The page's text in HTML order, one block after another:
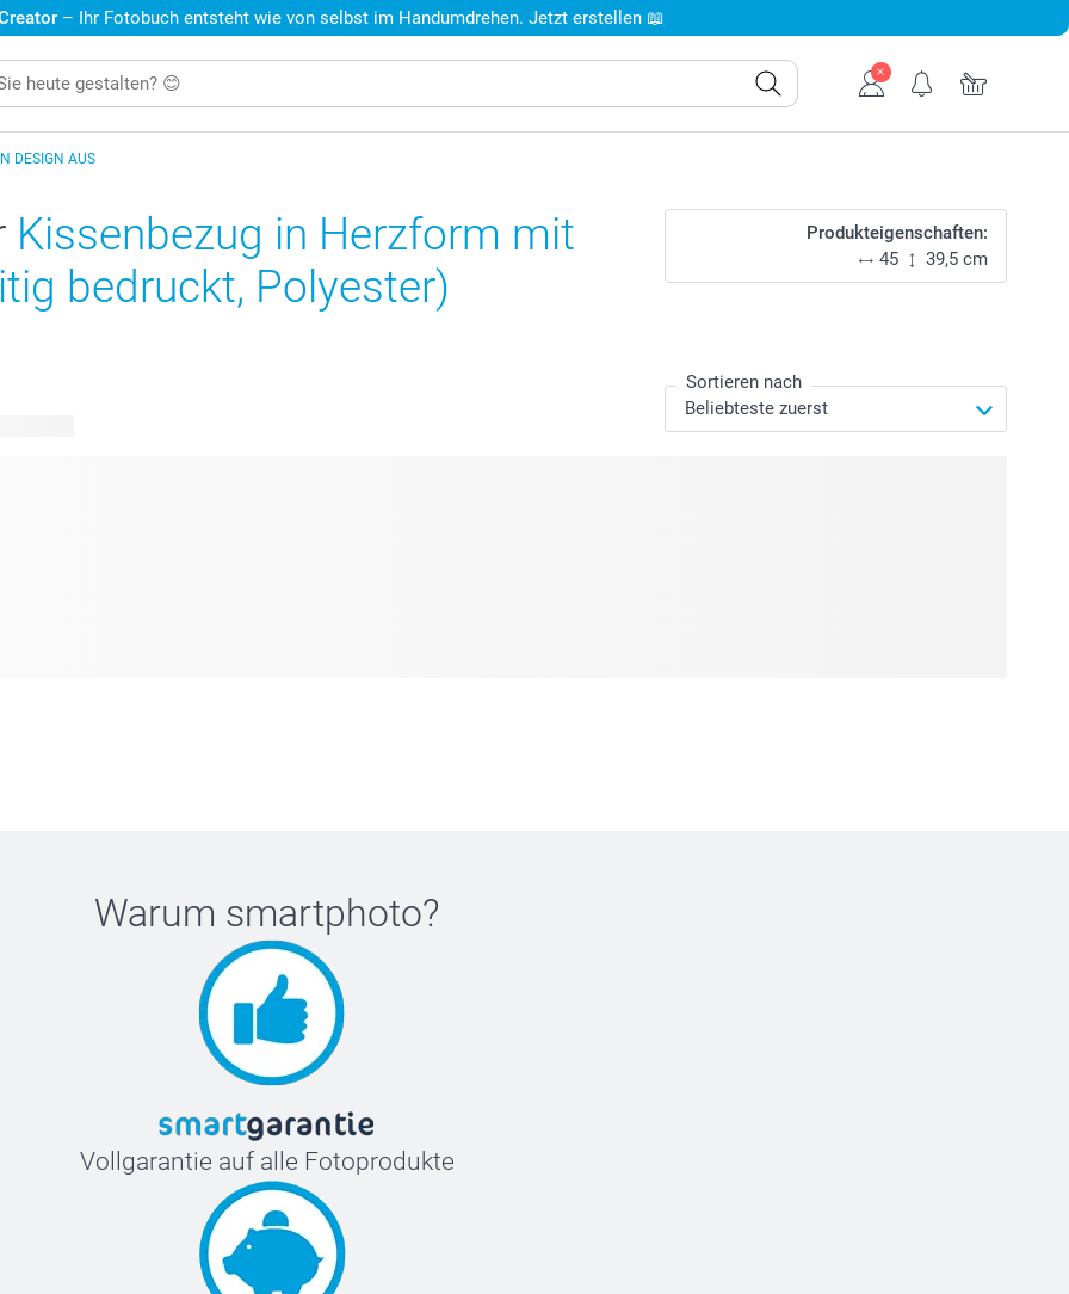
– Ihr Fotobuch entsteht wie von selbst im Handumdrehen. Jetzt erstellen 📖
DESIGN AUS
Kissenbezug in Herzform mit
bedruckt, Polyester)
Produkteigenschaften:
45
39,5 cm
Sortieren nach
Warum smartphoto?
Vollgarantie auf alle Fotoprodukte